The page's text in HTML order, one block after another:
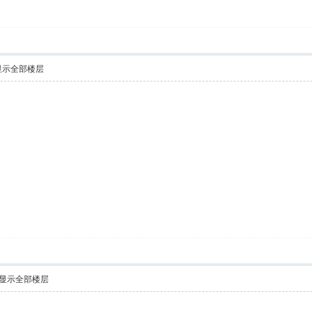
示全部楼层
显示全部楼层